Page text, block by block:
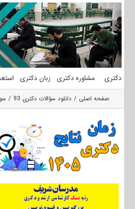
محتوا
دکتری مشاوره دکتری زبان دکتری
صفحه اصلی دانلود سؤالات دکتری 93